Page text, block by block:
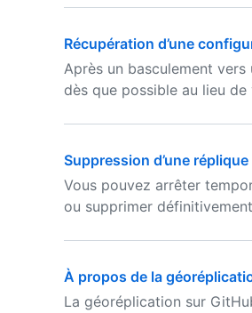
Récupération d’une
Après un basculement
dès que possible au lieu
Suppression d’une
Vous pouvez arrêter
ou supprimer
À propos de la
La géoréplication sur